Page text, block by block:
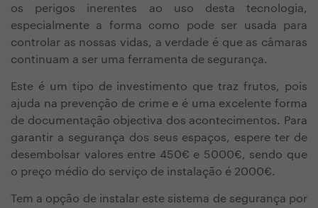
os perigos inerentes ao uso desta tecnologia,
especialmente a forma como pode ser usada para
controlar as nossas vidas, a verdade é que as câmaras
continuam a ser uma ferramenta de segurança.
Este é um tipo de investimento que traz frutos, pois
ajuda na prevenção de crime e é uma excelente forma
de documentação objectiva dos acontecimentos. Para
garantir a segurança dos seus espaços, espere ter de
desembolsar valores entre 450€ e 5000€, sendo que
o preço médio do serviço de instalação é 2000€.
Tem a opção de instalar este sistema de segurança por